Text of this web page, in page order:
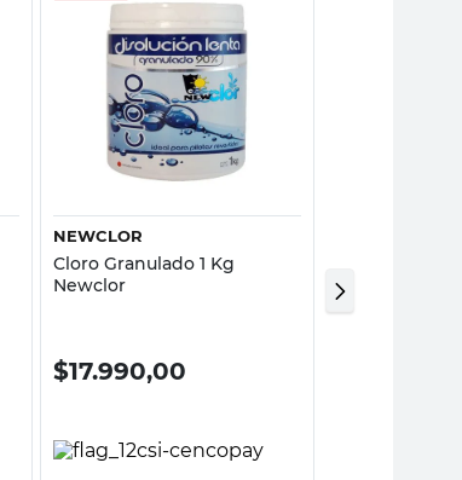
Vista rápida
NEWCLOR
Cloro Granulado 1 Kg
Newclor
$17.990,00
Clorotec